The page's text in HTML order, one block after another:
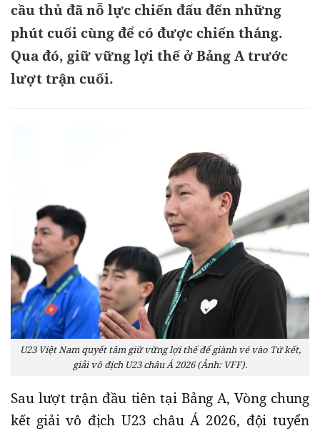
cầu thủ đã nỗ lực chiến đấu đến những
phút cuối cùng để có được chiến thắng.
Qua đó, giữ vững lợi thế ở Bảng A trước
lượt trận cuối.
U23 Việt Nam quyết tâm giữ vững lợi thế để giành vé vào Tứ kết,
giải vô địch U23 châu Á 2026 (Ảnh: VFF).
Sau lượt trận đầu tiên tại Bảng A, Vòng chung
kết giải vô địch U23 châu Á 2026, đội tuyển